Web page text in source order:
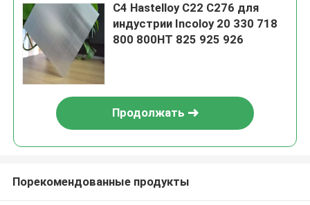
C4 Hastelloy C22 C276 для
индустрии Incoloy 20 330 718
800 800HT 825 925 926
Продолжать
Порекомендованные продукты